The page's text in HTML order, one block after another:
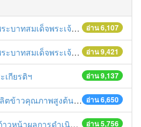
อ่าน 6,107
สมหามงคลเสด็จเถลิงถวัลยราชสมบัติครบ 70 ปี ฯ
อ่าน 9,421
สมหามงคลเสด็จเถลิงถวัลยราชสมบัติครบ 70 ปี ฯ
อ่าน 9,137
เกียรติฯ
อ่าน 6,650
ณภาพสูงต้นทุนต่ำ ปี 2559
อ่าน 5,756
ของกระทรวงเกษตรและสหกรณ์แบบเบ็ดเสร็จ